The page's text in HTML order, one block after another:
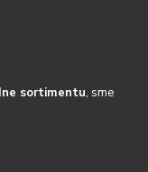
sortimentu, sme